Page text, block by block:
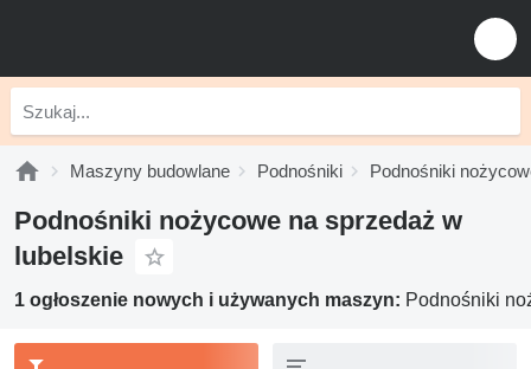
Maszyny budowlane Podnośniki Podnośniki
Podnośniki nożycowe na sprzedaż w
lubelskie
1 ogłoszenie nowych i używanych maszyn: Podnośniki